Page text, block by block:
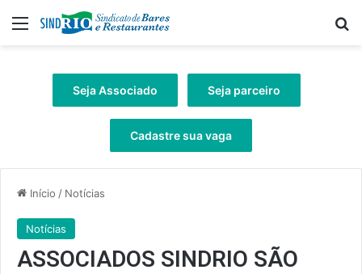
Menu
Seja Associado Seja parceiro
Cadastre sua vaga
Início / Notícias
Notícias
ASSOCIADOS SINDRIO SÃO